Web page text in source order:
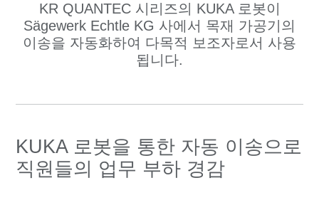
KR QUANTEC 시리즈의 KUKA 로봇이
Sägewerk Echtle KG 사에서 목재 가공기의
이송을 자동화하여 다목적 보조자로서 사용
됩니다.
KUKA 로봇을 통한 자동 이송으로
직원들의 업무 부하 경감